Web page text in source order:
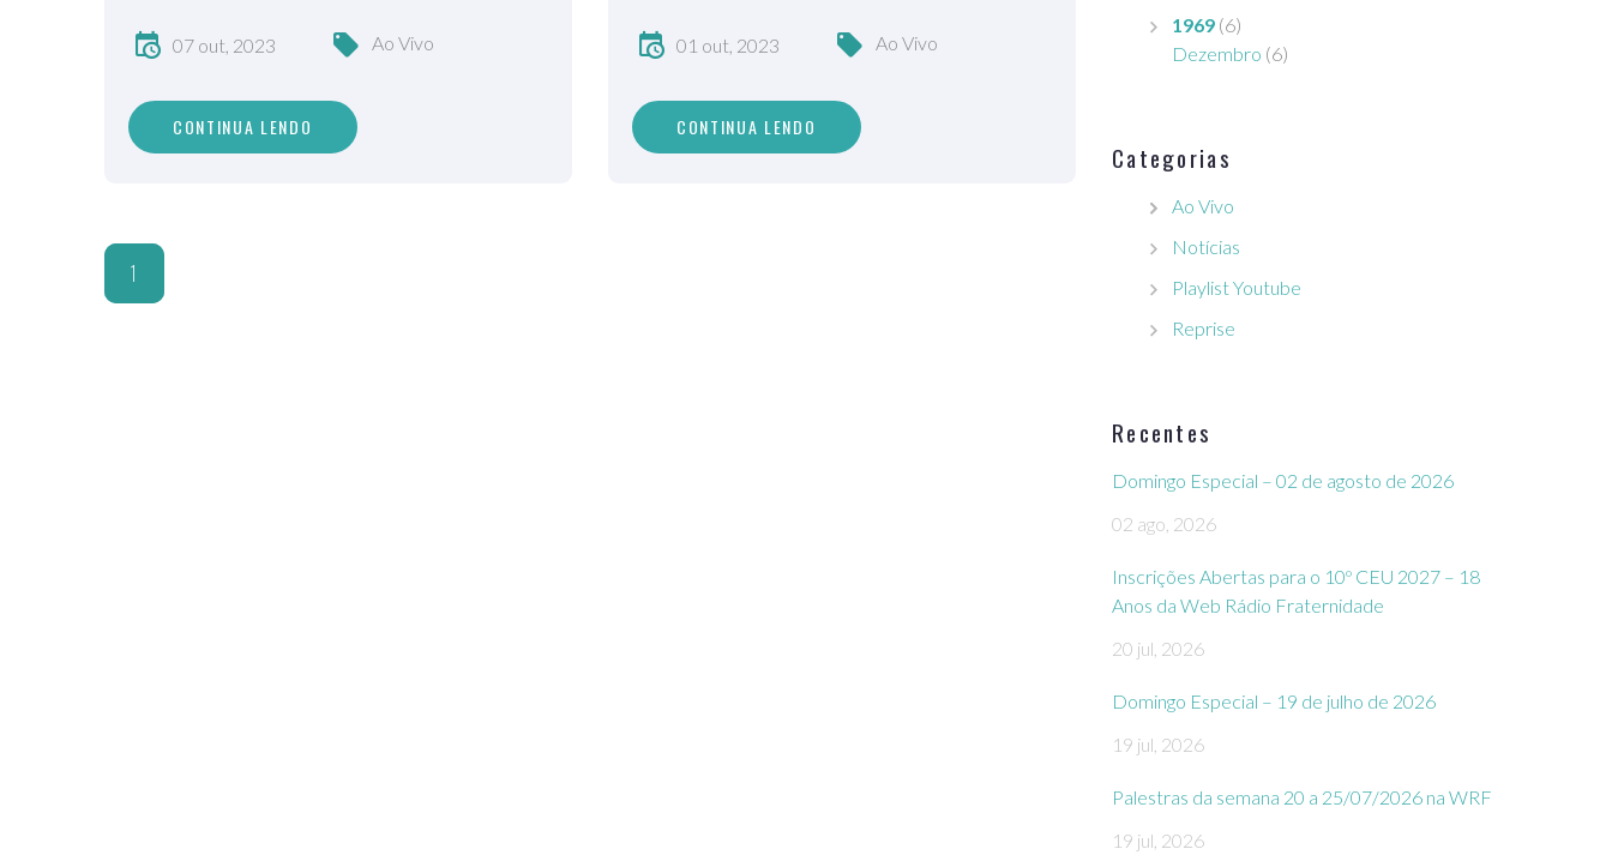
07 out, 2023 Ao Vivo
CONTINUA LENDO
01 out, 2023 Ao Vivo
CONTINUA LENDO
1
1969 (6)
Dezembro (6)
Categorias
Ao Vivo
Notícias
Playlist Youtube
Reprise
Recentes
Domingo Especial – 02 de agosto de 2026
02 ago, 2026
Inscrições Abertas para o 10º CEU 2027 – 18
Anos da Web Rádio Fraternidade
20 jul, 2026
Domingo Especial – 19 de julho de 2026
19 jul, 2026
Palestras da semana 20 a 25/07/2026 na WRF
19 jul, 2026